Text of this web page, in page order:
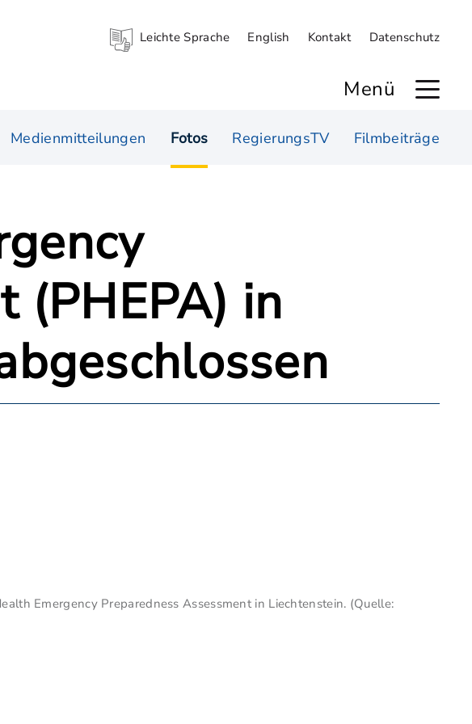
Leichte Sprache English Kontakt Datenschutz
Menü
Medienmitteilungen Fotos RegierungsTV Filmbeiträge
(PHEPA) in
Emergency Preparedness Assessment in Liechtenstein. (Quelle: